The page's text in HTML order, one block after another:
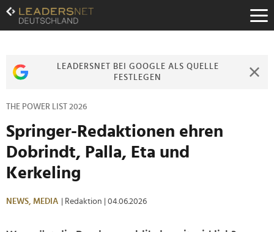
Zum
Inhalt
Zur
Zur
LEADERSNET BEI GOOGLE ALS QUELLE
FESTLEGEN
THE POWER LIST 2026
Springer-Redaktionen ehren
Dobrindt, Palla, Eta und
Kerkeling
NEWS, MEDIA | Redaktion | 04.06.2026